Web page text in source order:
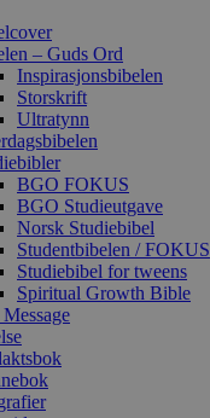
– Guds Ord
Inspirasjonsbibelen
Storskrift
Ultratynn
BGO FOKUS
BGO Studieutgave
Norsk Studiebibel
Studentbibelen / FOKUS
Studiebibel for tweens
Spiritual Growth Bible